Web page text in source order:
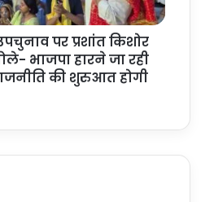
पर प्रशांत किशोर
भाजपा हारने जा रही
की शुरुआत होगी